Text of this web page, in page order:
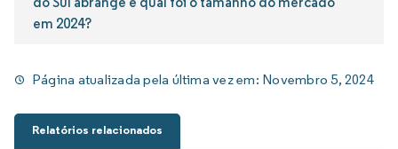
em 2024?
Página atualizada pela última vez em: Novembro 5, 2024
Relatórios relacionados